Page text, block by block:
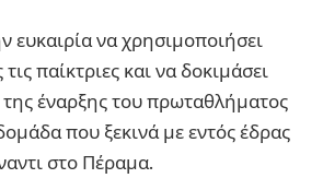
ευκαιρία να χρησιμοποιήσει
παίκτριες και να δοκιμάσει
έναρξης του πρωταθλήματος
που ξεκινά με εντός έδρας
στο Πέραμα.